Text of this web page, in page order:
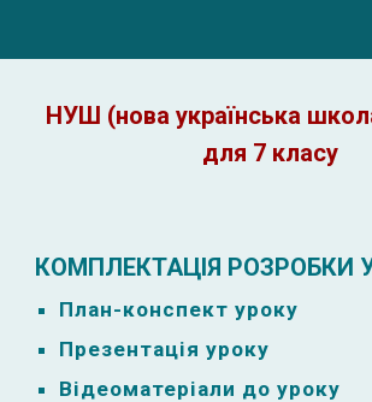
НУШ (нова українська
для 7 класу
КОМПЛЕКТАЦІЯ РОЗРОБКИ
План-конспект уроку
Презентація уроку
Відеоматеріали до уроку